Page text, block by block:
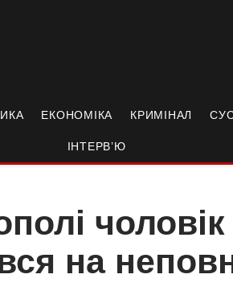
ЕКОНОМІКА КРИМІНАЛ
ІНТЕРВ’Ю
на